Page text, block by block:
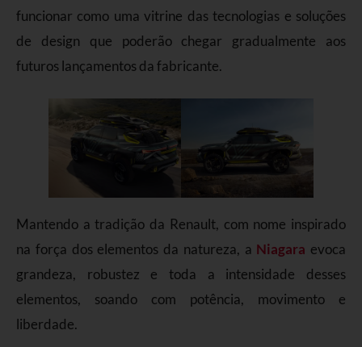
funcionar como uma vitrine das tecnologias e soluções
de design que poderão chegar gradualmente aos
futuros lançamentos da fabricante.
Mantendo a tradição da Renault, com nome inspirado
na força dos elementos da natureza, a Niagara evoca
grandeza, robustez e toda a intensidade desses
elementos, soando com potência, movimento e
liberdade.